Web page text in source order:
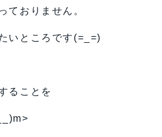
ておりません。
いところです(=_=)
ることを